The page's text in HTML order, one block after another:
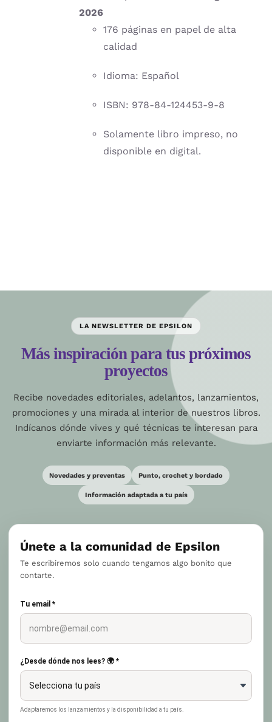
2026
176 páginas en papel de alta
calidad
Idioma: Español
ISBN: 978-84-124453-9-8
Solamente libro impreso, no
disponible en digital.
LA NEWSLETTER DE EPSILON
Más inspiración para tus próximos
proyectos
Recibe novedades editoriales, adelantos, lanzamientos,
promociones y una mirada al interior de nuestros libros.
Indícanos dónde vives y qué técnicas te interesan para
enviarte información más relevante.
Novedades y preventas Punto, crochet y bordado
Información adaptada a tu país
Únete a la comunidad de Epsilon
Te escribiremos solo cuando tengamos algo bonito que
contarte.
Tu email *
¿Desde dónde nos lees? 🌍 *
Adaptaremos los lanzamientos y la disponibilidad a tu país.